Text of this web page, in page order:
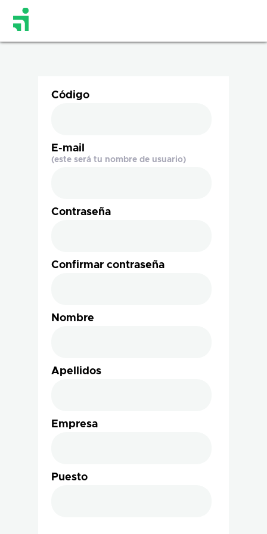
Código
E-mail
(este será tu nombre de usuario)
Contraseña
Confirmar contraseña
Nombre
Apellidos
Empresa
Puesto